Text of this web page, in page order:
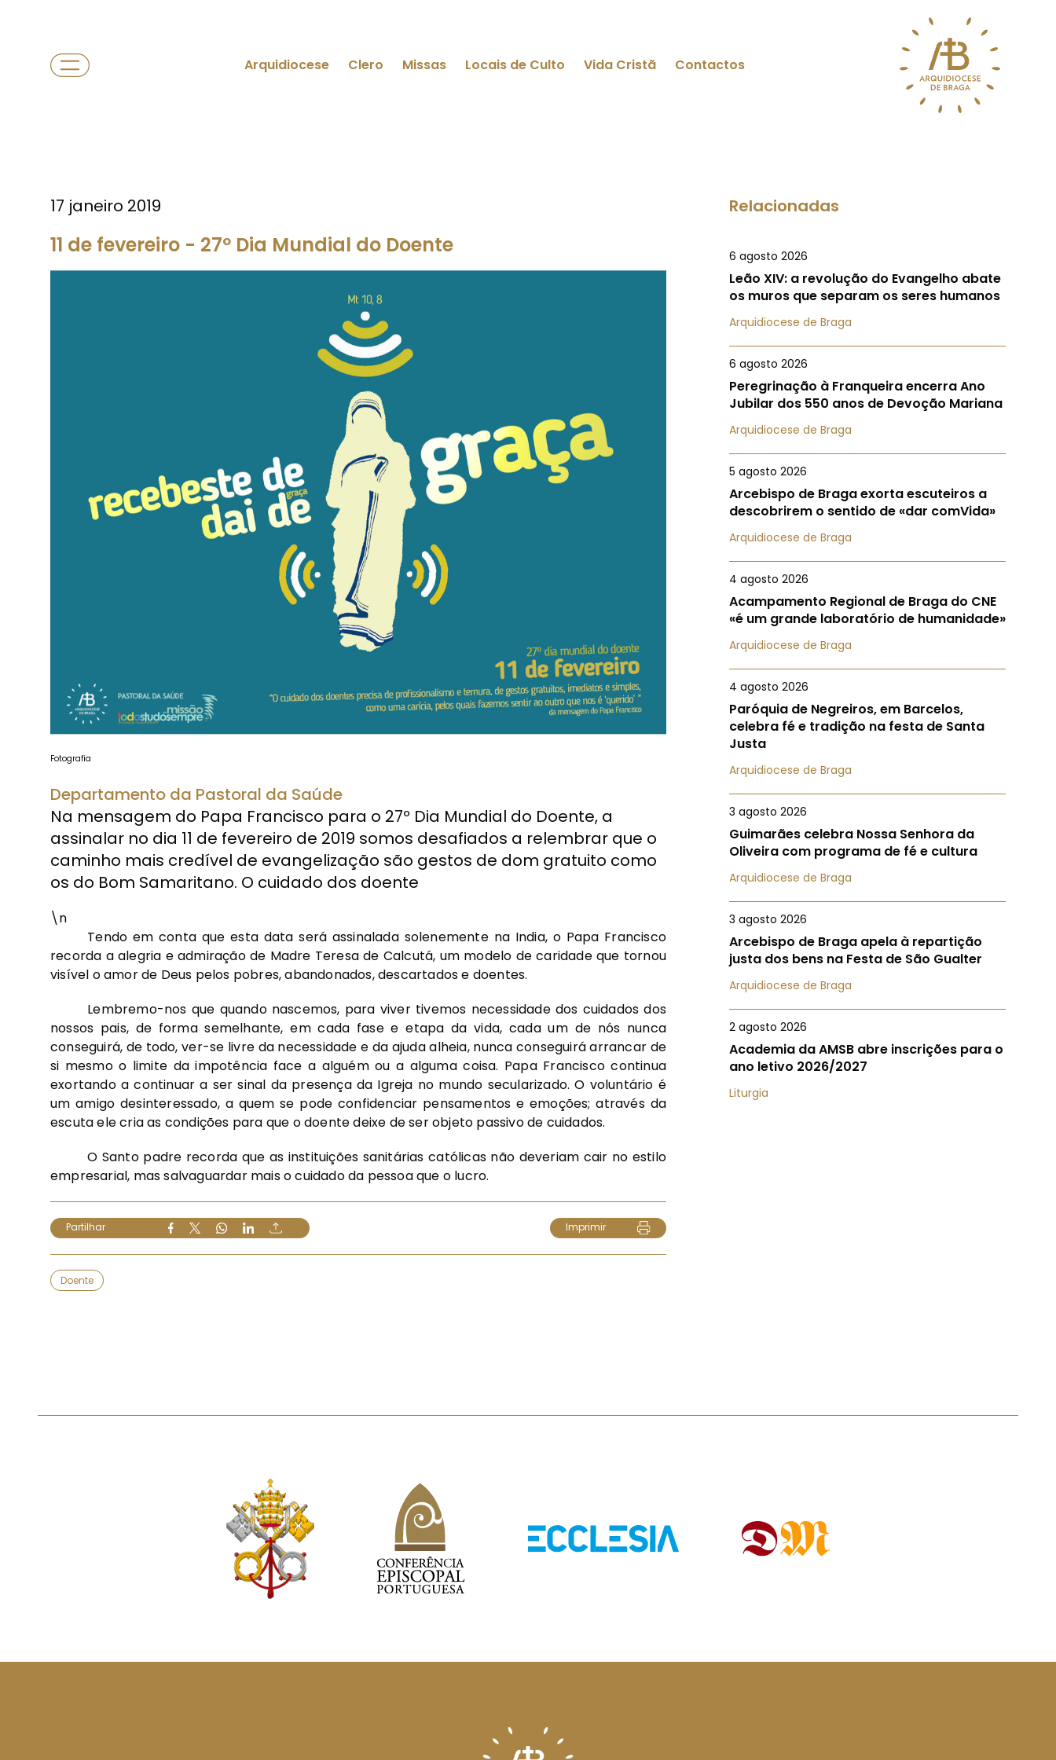
Arquidiocese Clero Missas Locais de Culto Vida Cristã Contactos
17 janeiro 2019
11 de fevereiro - 27º Dia Mundial do Doente
Fotografia
Departamento da Pastoral da Saúde
Na mensagem do Papa Francisco para o 27º Dia Mundial do Doente, a
assinalar no dia 11 de fevereiro de 2019 somos desafiados a relembrar que o
caminho mais credível de evangelização são gestos de dom gratuito como
os do Bom Samaritano. O cuidado dos doente
\n
Tendo em conta que esta data será assinalada solenemente na India, o Papa Francisco
recorda a alegria e admiração de Madre Teresa de Calcutá, um modelo de caridade que tornou
visível o amor de Deus pelos pobres, abandonados, descartados e doentes.
Lembremo-nos que quando nascemos, para viver tivemos necessidade dos cuidados dos
nossos pais, de forma semelhante, em cada fase e etapa da vida, cada um de nós nunca
conseguirá, de todo, ver-se livre da necessidade e da ajuda alheia, nunca conseguirá arrancar de
si mesmo o limite da impotência face a alguém ou a alguma coisa. Papa Francisco continua
exortando a continuar a ser sinal da presença da Igreja no mundo secularizado. O voluntário é
um amigo desinteressado, a quem se pode confidenciar pensamentos e emoções; através da
escuta ele cria as condições para que o doente deixe de ser objeto passivo de cuidados.
O Santo padre recorda que as instituições sanitárias católicas não deveriam cair no estilo
empresarial, mas salvaguardar mais o cuidado da pessoa que o lucro.
Partilhar Imprimir
Doente
Relacionadas
6 agosto 2026
Leão XIV: a revolução do Evangelho abate
os muros que separam os seres humanos
Arquidiocese de Braga
6 agosto 2026
Peregrinação à Franqueira encerra Ano
Jubilar dos 550 anos de Devoção Mariana
Arquidiocese de Braga
5 agosto 2026
Arcebispo de Braga exorta escuteiros a
descobrirem o sentido de «dar comVida»
Arquidiocese de Braga
4 agosto 2026
Acampamento Regional de Braga do CNE
«é um grande laboratório de humanidade»
Arquidiocese de Braga
4 agosto 2026
Paróquia de Negreiros, em Barcelos,
celebra fé e tradição na festa de Santa
Justa
Arquidiocese de Braga
3 agosto 2026
Guimarães celebra Nossa Senhora da
Oliveira com programa de fé e cultura
Arquidiocese de Braga
3 agosto 2026
Arcebispo de Braga apela à repartição
justa dos bens na Festa de São Gualter
Arquidiocese de Braga
2 agosto 2026
Academia da AMSB abre inscrições para o
ano letivo 2026/2027
Liturgia